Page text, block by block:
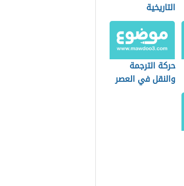
التاريخية
حركة الترجمة
والنقل في العصر